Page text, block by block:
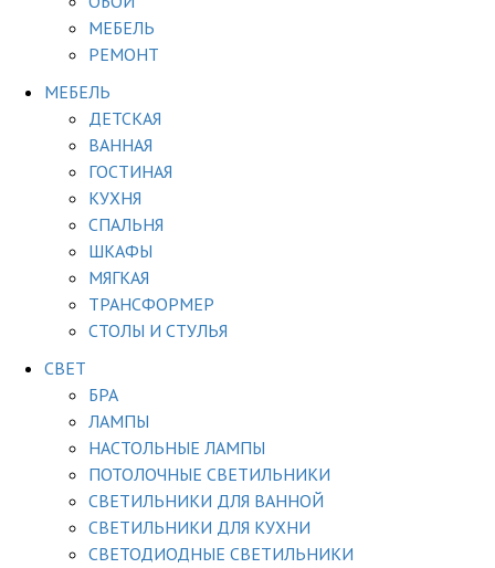
МЕБЕЛЬ
РЕМОНТ
МЕБЕЛЬ
ДЕТСКАЯ
ВАННАЯ
ГОСТИНАЯ
КУХНЯ
СПАЛЬНЯ
ШКАФЫ
МЯГКАЯ
ТРАНСФОРМЕР
СТОЛЫ И СТУЛЬЯ
СВЕТ
БРА
ЛАМПЫ
НАСТОЛЬНЫЕ ЛАМПЫ
ПОТОЛОЧНЫЕ СВЕТИЛЬНИКИ
СВЕТИЛЬНИКИ ДЛЯ ВАННОЙ
СВЕТИЛЬНИКИ ДЛЯ КУХНИ
СВЕТОДИОДНЫЕ СВЕТИЛЬНИКИ